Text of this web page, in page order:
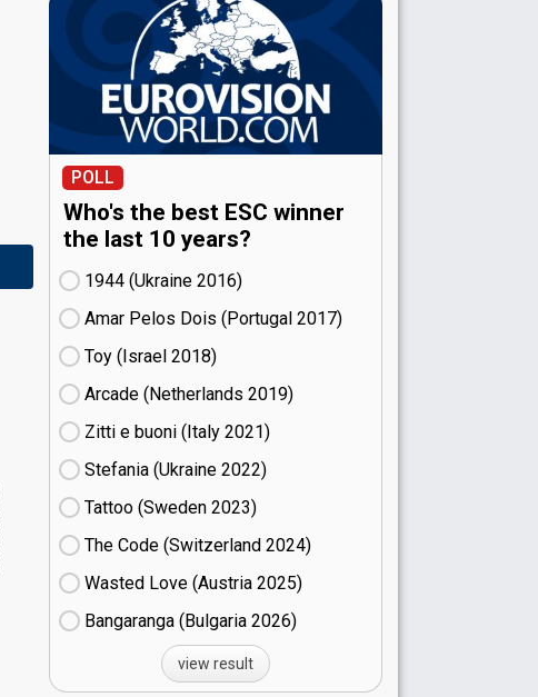
POLL
Who's the best ESC winner
the last 10 years?
1944 (Ukraine
16)
Amar Pelos Dois (Portugal
17)
Toy (Israel
18)
Arcade (Netherlands
19)
Zitti e buoni​ (Italy
21)
Stefania (Ukraine
22)
Tattoo (Sweden
23)
The Code (Switzerland
24)
Wasted Love (Austria
25)
Bangaranga (Bulgaria
26)
view result